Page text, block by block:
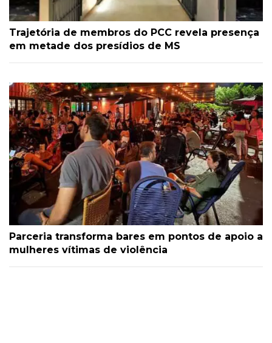
Trajetória de membros do PCC revela presença
em metade dos presídios de MS
Parceria transforma bares em pontos de apoio a
mulheres vítimas de violência